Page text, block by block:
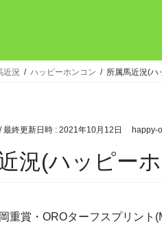
近況 ハッピーホンコン 所属馬近況(ハ
/ 最終更新日時 : 2021年10月12日 happy-
況(ハッピー
重賞・OROターフスプリン